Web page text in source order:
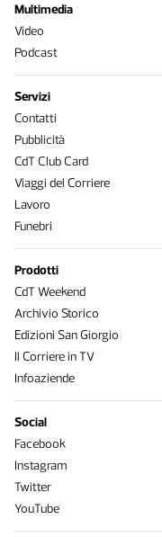
Multimedia
Video
Podcast
Servizi
Contatti
Pubblicità
CdT Club Card
Viaggi del Corriere
Lavoro
Funebri
Prodotti
CdT Weekend
Archivio Storico
Edizioni San Giorgio
Il Corriere in TV
Infoaziende
Social
Facebook
Instagram
Twitter
YouTube